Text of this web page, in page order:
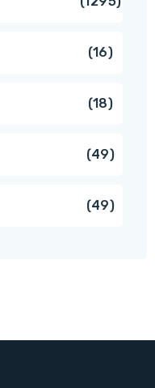
1616
1818
4949
4949